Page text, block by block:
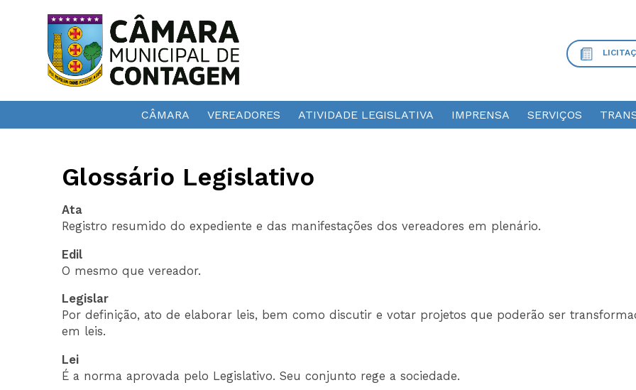
CÂMARA VEREADORES ATIVIDADE LEGISLATIVA IMPRENSA SERVIÇOS
Glossário Legislativo
Ata
Registro resumido do expediente e das manifestações dos vereadores em plenário.
Edil
O mesmo que vereador.
Legislar
Por definição, ato de elaborar leis, bem como discutir e votar projetos que poderão ser
em leis.
Lei
É a norma aprovada pelo Legislativo. Seu conjunto rege a sociedade.